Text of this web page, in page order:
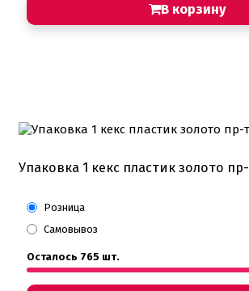
В корзину
Упаковка 1 кекс пластик золото
Розница
Самовывоз
Осталось 765 шт.